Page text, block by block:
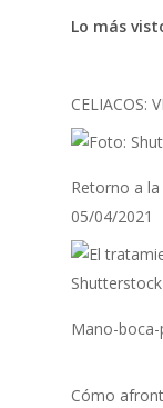
Lo más
CELIACOS:
Retorno a
05/04/2021
Mano-boca-
Cómo